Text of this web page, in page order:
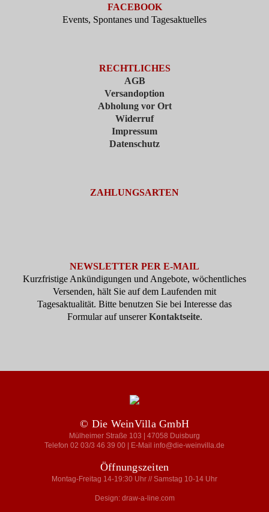
FACEBOOK
Events, Spontanes und Tagesaktuelles
RECHTLICHES
AGB
Versandoption
Abholung vor Ort
Widerruf
Impressum
Datenschutz
ZAHLUNGSARTEN
NEWSLETTER PER E-MAIL
Kurzfristige Ankündigungen und Angebote, wöchentliches
Versenden, hält Sie auf dem Laufenden mit
Tagesaktualität. Bitte benutzen Sie bei Interesse das
Formular auf unsererKontaktseite.
© Die WeinVilla GmbH
Mülheimer Straße 103 | 47058 Duisburg
Telefon 02 03/3 46 39 00 | E-Mail info@die-weinvilla.de
Öffnungszeiten
Montag-Freitag 14-19:30 Uhr // Samstag 10-14 Uhr
Design: draw-a-line.com